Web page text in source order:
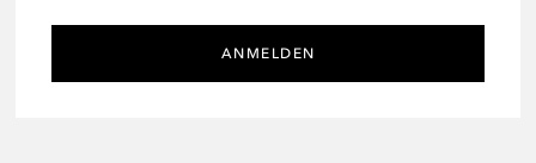
ANMELDEN